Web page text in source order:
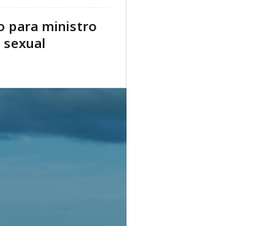
para ministro
sexual